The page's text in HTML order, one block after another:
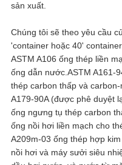
CHÍNH
SÁCH
BẢO
MẬT
sản xuất.
Chúng tôi sẽ theo yêu cầu
'container hoặc 40'
ASTM A106 ống thép liền
ống dẫn nước.ASTM A161-
thép carbon thấp và
A179-90A (được phê duyệt
ống ngưng tụ thép carbon
ống nồi hơi liền mạch cho
A209m-03 ống thép hợp
nồi hơi và máy sưởi siêu